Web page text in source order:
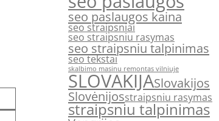
seo paslaugos kaina
seo straipsniai
seo straipsniu rasymas
seo straipsniu talpinimas
seo tekstai
skalbimo masinu remontas vilniuje
SLOVAKIJASlovakijos
Slovėnijosstraipsniu rasymas
straipsniu talpinimas